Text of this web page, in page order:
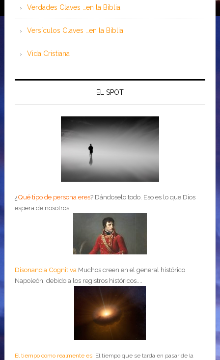
Verdades Claves …en la Biblia
Versículos Claves …en la Biblia
Vida Cristiana
EL SPOT
¿Qué tipo de persona eres? Dándoselo todo. Eso es lo que Dios
espera de nosotros.
Disonancia Cognitiva Muchos creen en el general histórico
Napoleón, debido a los registros históricos....
El tiempo como realmente esEl tiempo que se tarda en pasar de la